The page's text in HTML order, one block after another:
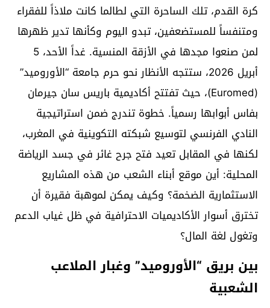
كرة القدم، تلك الساحرة التي لطالما كانت ملاذاً للفقراء
ومتنفساً للمستضعفين، تبدو اليوم وكأنها تدير ظهرها
لمن صنعوا مجدها في الأزقة المنسية. غداً الأحد، 5
أبريل 2026، ستتجه الأنظار نحو حرم جامعة “الأوروميد”
(Euromed)، حيث تفتتح أكاديمية باريس سان جيرمان
بفاس أبوابها رسمياً. خطوة تندرج ضمن استراتيجية
النادي الفرنسي لتوسيع شبكته التكوينية في المغرب،
لكنها في المقابل تعيد فتح جرح غائر في جسد الرياضة
المحلية: أين موقع أبناء الشعب من هذه المشاريع
الاستثمارية الضخمة؟ وكيف يمكن لموهبة فقيرة أن
تخترق أسوار الأكاديميات الاحترافية في ظل غياب الدعم
وتغول لغة المال؟
بين بريق “الأوروميد” وغبار الملاعب
الشعبية